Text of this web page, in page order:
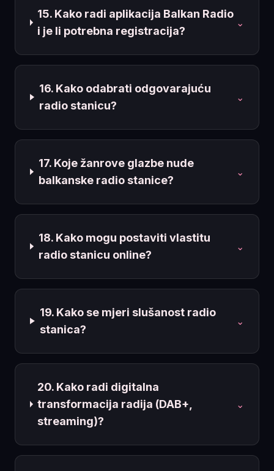
15. Kako radi aplikacija Balkan Radio
i je li potrebna registracija?
⌄
16. Kako odabrati odgovarajuću
radio stanicu?
⌄
17. Koje žanrove glazbe nude
balkanske radio stanice?
⌄
18. Kako mogu postaviti vlastitu
radio stanicu online?
⌄
19. Kako se mjeri slušanost radio
stanica?
⌄
20. Kako radi digitalna
transformacija radija (DAB+,
streaming)?
⌄